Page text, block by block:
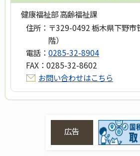
健康福祉部 高齢福祉課
住所： 〒329-0492 栃木県下野市
階）
電話： 0285-32-8904
FAX： 0285-32-8602
お問い合わせはこちら
広告